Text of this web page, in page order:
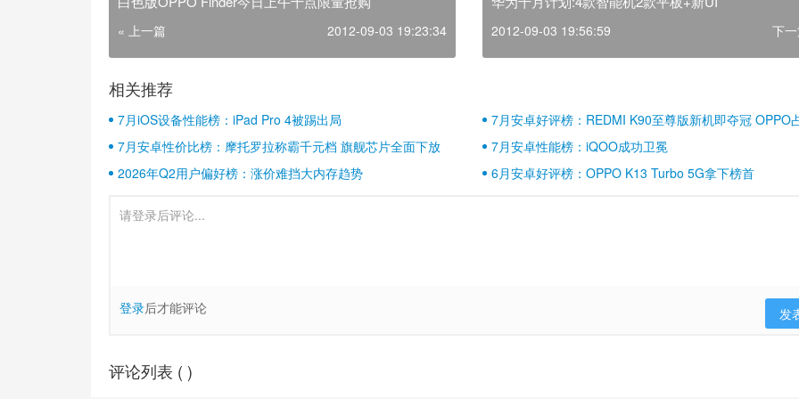
« 上一篇 2012-09-03 19:23:34 2012-09-03 19:56:59 下
相关推荐
7月iOS设备性能榜：iPad Pro 4被踢出局
7月安卓好评榜：REDMI K90至尊版新机即夺冠 OPPO
壁江山
7月安卓性价比榜：摩托罗拉称霸千元档 旗舰芯片全面下放
7月安卓性能榜：iQOO成功卫冕
2026年Q2用户偏好榜：涨价难挡大内存趋势
6月安卓好评榜：OPPO K13 Turbo 5G拿下榜首
登录后才能评论 发
评论列表 ( )